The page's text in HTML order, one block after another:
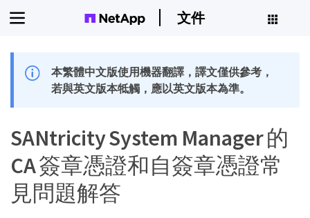
文件
本繁體中文版使用機器翻譯，譯文僅供參考，
若與英文版本牴觸，應以英文版本為準。
SANtricity System Manager 的
CA 簽章憑證和自簽章憑證常
見問題解答